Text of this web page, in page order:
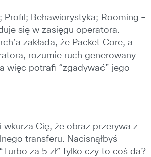
Profil; Behawiorystyka; Rooming –
się w zasięgu operatora.
zakłada, że Packet Core, a
rozumie ruch generowany
więc potrafi “zgadywać” jego
wkurza Cię, że obraz przerywa z
transferu. Nacisnąłbyś
za 5 zł” tylko czy to coś da?